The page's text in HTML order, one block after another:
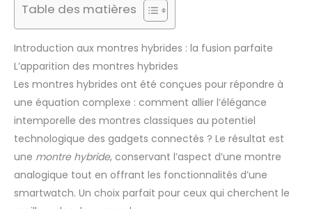
Table des matières
Introduction aux montres hybrides : la fusion parfaite
L’apparition des montres hybrides
Les montres hybrides ont été conçues pour répondre à
une équation complexe : comment allier l’élégance
intemporelle des montres classiques au potentiel
technologique des gadgets connectés ? Le résultat est
une montre hybride, conservant l’aspect d’une montre
analogique tout en offrant les fonctionnalités d’une
smartwatch. Un choix parfait pour ceux qui cherchent le